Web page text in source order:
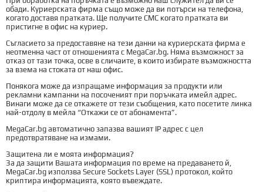
обади. Куриерската фирма също може да ви потърси на телефона,
когато доставя пратката. Ще получите СМС когато пратката ви
пристигне в офис на куриер.
Съгласието за предоставяне на тези данни на куриерската фирма е
неотменна част от отношенията с MegaCar.bg. Няма възможност за
отказ от тази точка, осве в сличаите, в които избирате възможността
за взема на стоката от наш офис.
Понякога може да изпращаме информация за продукти или
рекламни кампанни на посоченият при поръчката имейл адрес.
Винаги може да се откажете от тези съобщения, като посетите линка
най-отдолу в мейла “Откажи се от абонамента”.
MegaCar.bg автоматично запазва вашият IP адрес с цел
предотвратяване на измами.
Защитена ли е моята информация?
За да защити Вашата информация по време на предаването й,
MegaCar.bg използва Secure Sockets Layer (SSL) протокол, който
криптира информацията, която въвеждате.